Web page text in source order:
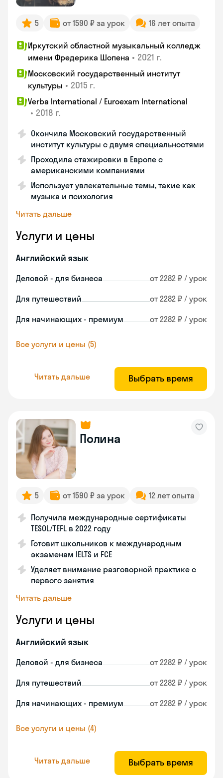
5 от 1590 ₽ за урок 16 лет опыта
Иркутский областной музыкальный колледж
имени Фредерика Шопена • 2021 г.
Московский государственный институт
культуры • 2015 г.
Verba International / Euroexam International
• 2018 г.
Окончила Московский государственный
институт культуры с двумя специальностями
Проходила стажировки в Европе с
американскими компаниями
Использует увлекательные темы, такие как
музыка и психология
Читать дальше
Услуги и цены
Английский язык
Деловой - для бизнеса от 2282 ₽ / урок
Для путешествий от 2282 ₽ / урок
Для начинающих - премиум от 2282 ₽ / урок
Все услуги и цены (5)
Читать дальше Выбрать время
Полина
5 от 1590 ₽ за урок 12 лет опыта
Получила международные сертификаты
TESOL/TEFL в 2022 году
Готовит школьников к международным
экзаменам IELTS и FCE
Уделяет внимание разговорной практике с
первого занятия
Читать дальше
Услуги и цены
Английский язык
Деловой - для бизнеса от 2282 ₽ / урок
Для путешествий от 2282 ₽ / урок
Для начинающих - премиум от 2282 ₽ / урок
Все услуги и цены (4)
Читать дальше Выбрать время